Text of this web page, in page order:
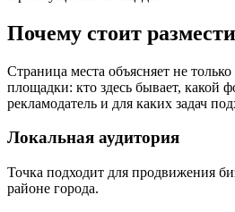
Почему стоит
Страница места объясняет не
площадки: кто здесь бывает, какой
рекламодатель и для каких задач
Локальная аудитория
Точка подходит для продвижения
районе города.